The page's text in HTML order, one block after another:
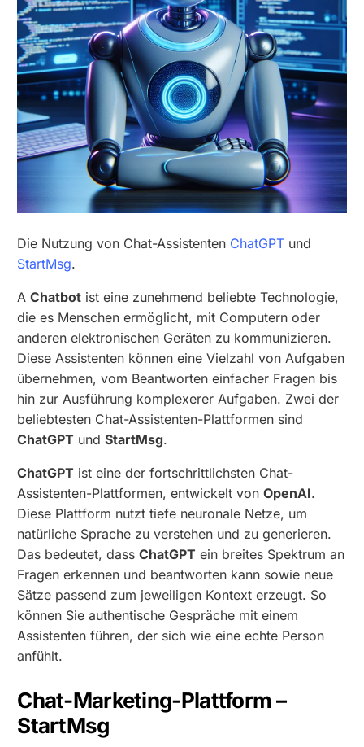
Die Nutzung von Chat-Assistenten ChatGPT und
StartMsg.
AChatbot ist eine zunehmend beliebte Technologie,
die es Menschen ermöglicht, mit Computern oder
anderen elektronischen Geräten zu kommunizieren.
Diese Assistenten können eine Vielzahl von Aufgaben
übernehmen, vom Beantworten einfacher Fragen bis
hin zur Ausführung komplexerer Aufgaben. Zwei der
beliebtesten Chat-Assistenten-Plattformen sind
ChatGPT undStartMsg.
ChatGPT ist eine der fortschrittlichsten Chat-
Assistenten-Plattformen, entwickelt vonOpenAI.
Diese Plattform nutzt tiefe neuronale Netze, um
natürliche Sprache zu verstehen und zu generieren.
Das bedeutet, dassChatGPT ein breites Spektrum an
Fragen erkennen und beantworten kann sowie neue
Sätze passend zum jeweiligen Kontext erzeugt. So
können Sie authentische Gespräche mit einem
Assistenten führen, der sich wie eine echte Person
anfühlt.
Chat-Marketing-Plattform –
StartMsg